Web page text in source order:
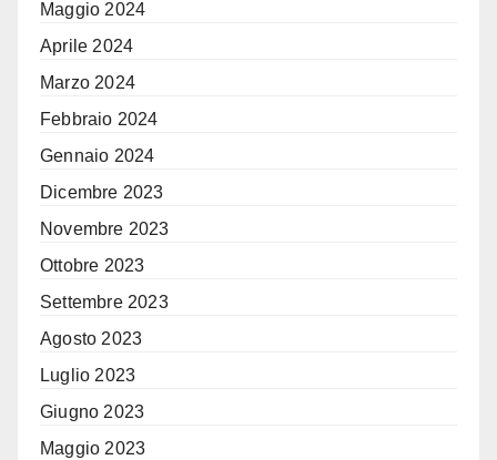
Maggio 2024
Aprile 2024
Marzo 2024
Febbraio 2024
Gennaio 2024
Dicembre 2023
Novembre 2023
Ottobre 2023
Settembre 2023
Agosto 2023
Luglio 2023
Giugno 2023
Maggio 2023